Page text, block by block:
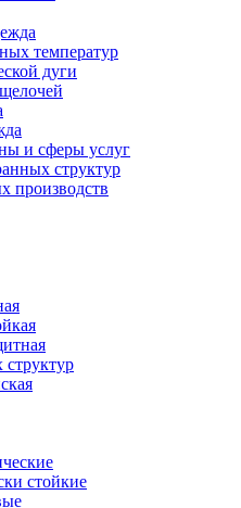
температур
дуги
и сферы услуг
структур
производств
стойкие